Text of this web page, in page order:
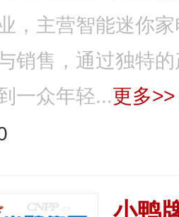
，主营智能迷你
销售，通过独特
一众年轻...更多>>
小鸭